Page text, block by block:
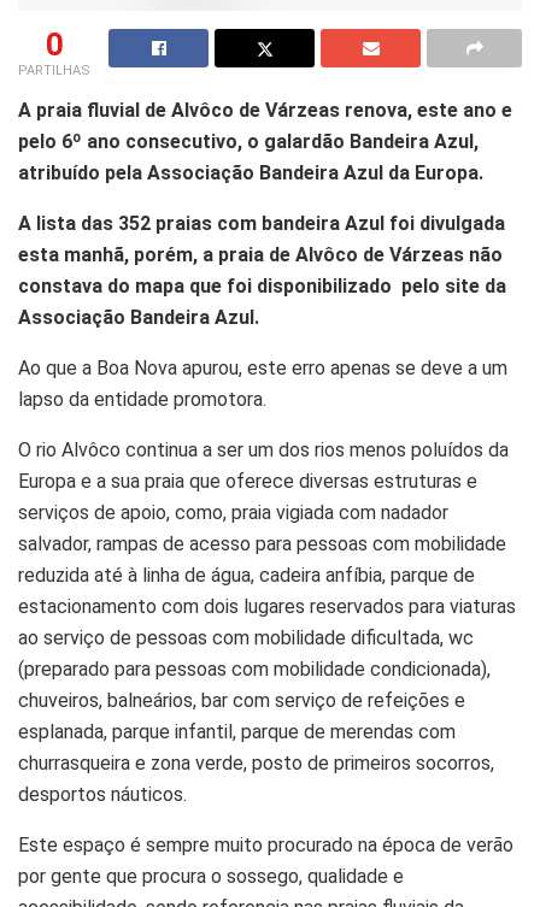
0
PARTILHAS
A praia fluvial de Alvôco de Várzeas renova, este ano e
pelo 6º ano consecutivo, o galardão Bandeira Azul,
atribuído pela Associação Bandeira Azul da Europa.
A lista das 352 praias com bandeira Azul foi divulgada
esta manhã, porém, a praia de Alvôco de Várzeas não
constava do mapa que foi disponibilizado pelo site da
Associação Bandeira Azul.
Ao que a Boa Nova apurou, este erro apenas se deve a um
lapso da entidade promotora.
O rio Alvôco continua a ser um dos rios menos poluídos da
Europa e a sua praia que oferece diversas estruturas e
serviços de apoio, como, praia vigiada com nadador
salvador, rampas de acesso para pessoas com mobilidade
reduzida até à linha de água, cadeira anfíbia, parque de
estacionamento com dois lugares reservados para viaturas
ao serviço de pessoas com mobilidade dificultada, wc
(preparado para pessoas com mobilidade condicionada),
chuveiros, balneários, bar com serviço de refeições e
esplanada, parque infantil, parque de merendas com
churrasqueira e zona verde, posto de primeiros socorros,
desportos náuticos.
Este espaço é sempre muito procurado na época de verão
por gente que procura o sossego, qualidade e